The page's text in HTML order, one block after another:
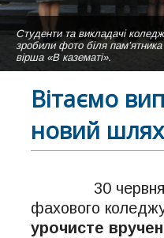
Студенти та викладачі
зробили фото біля
вірша «В казематі».
Навчальний корпус
Вигляд зі сторони актової
Студентки нашого коледжу
Вітаємо
новий
30 червня
фахового
урочисте